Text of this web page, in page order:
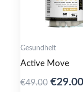
Gesundheit
Active Move
€49.00 Original
€29.00